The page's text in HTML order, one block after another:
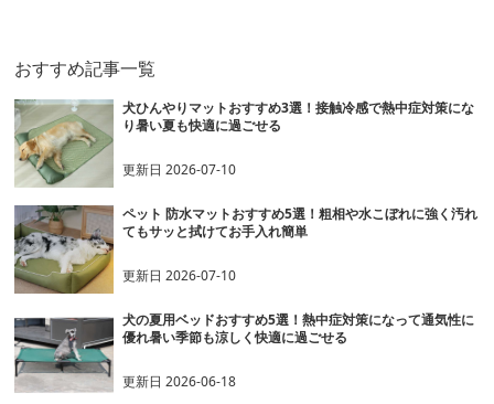
おすすめ記事一覧
犬ひんやりマットおすすめ3選！接触冷感で熱中症対策にな
り暑い夏も快適に過ごせる
更新日2026-07-10
ペット 防水マットおすすめ5選！粗相や水こぼれに強く汚れ
てもサッと拭けてお手入れ簡単
更新日2026-07-10
犬の夏用ベッドおすすめ5選！熱中症対策になって通気性に
優れ暑い季節も涼しく快適に過ごせる
更新日2026-06-18